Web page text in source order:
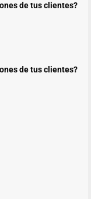
de tus clientes?
de tus clientes?